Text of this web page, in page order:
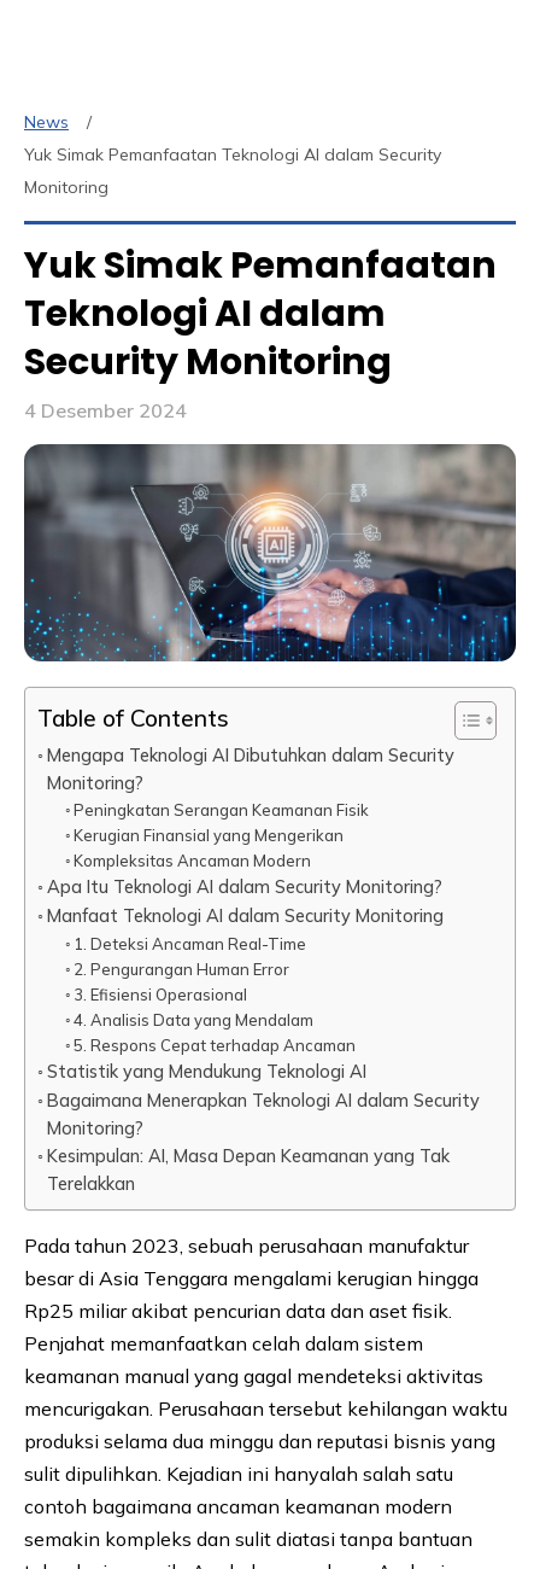
News
Yuk Simak Pemanfaatan Teknologi AI dalam Security
Monitoring
Yuk Simak Pemanfaatan
Teknologi AI dalam
Security Monitoring
4 Desember 2024
Table of Contents
Mengapa Teknologi AI Dibutuhkan dalam Security
Monitoring?
Peningkatan Serangan Keamanan Fisik
Kerugian Finansial yang Mengerikan
Kompleksitas Ancaman Modern
Apa Itu Teknologi AI dalam Security Monitoring?
Manfaat Teknologi AI dalam Security Monitoring
1. Deteksi Ancaman Real-Time
2. Pengurangan Human Error
3. Efisiensi Operasional
4. Analisis Data yang Mendalam
5. Respons Cepat terhadap Ancaman
Statistik yang Mendukung Teknologi AI
Bagaimana Menerapkan Teknologi AI dalam Security
Monitoring?
Kesimpulan: AI, Masa Depan Keamanan yang Tak
Terelakkan
Pada tahun 2023, sebuah perusahaan manufaktur
besar di Asia Tenggara mengalami kerugian hingga
Rp25 miliar akibat pencurian data dan aset fisik.
Penjahat memanfaatkan celah dalam sistem
keamanan manual yang gagal mendeteksi aktivitas
mencurigakan. Perusahaan tersebut kehilangan waktu
produksi selama dua minggu dan reputasi bisnis yang
sulit dipulihkan. Kejadian ini hanyalah salah satu
contoh bagaimana ancaman keamanan modern
semakin kompleks dan sulit diatasi tanpa bantuan